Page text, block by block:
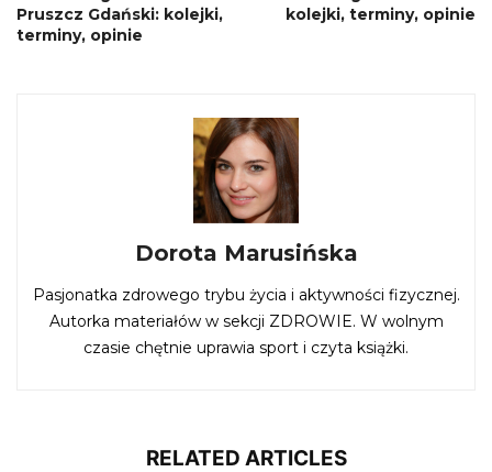
Pruszcz Gdański: kolejki,
terminy, opinie
kolejki, terminy, opinie
Dorota Marusińska
Pasjonatka zdrowego trybu życia i aktywności fizycznej.
Autorka materiałów w sekcji ZDROWIE. W wolnym
czasie chętnie uprawia sport i czyta książki.
RELATED ARTICLES